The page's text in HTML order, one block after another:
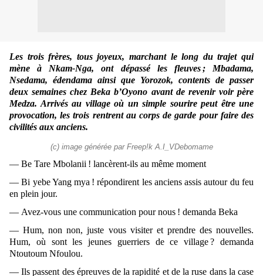
Les trois frères, tous joyeux, marchant le long du trajet qui
mène à Nkam-Nga, ont dépassé les fleuves ; Mbadama,
Nsedama, édendama ainsi que Yorozok, contents de passer
deux semaines chez Beka b’Oyono avant de revenir voir père
Medza. Arrivés au village où un simple sourire peut être une
provocation, les trois rentrent au corps de garde pour faire des
civilités aux anciens.
(c) image générée par Freep!k A.I_VDebomame
— Be Tare Mbolanii ! lancèrent-ils au même moment
— Bi yebe Yang mya ! répondirent les anciens assis autour du feu
en plein jour.
— Avez-vous une communication pour nous ! demanda Beka
— Hum, non non, juste vous visiter et prendre des nouvelles.
Hum, où sont les jeunes guerriers de ce village ? demanda
Ntoutoum Nfoulou.
— Ils passent des épreuves de la rapidité et de la ruse dans la case